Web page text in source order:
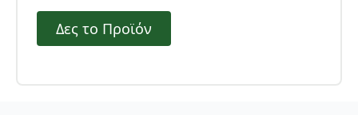
Δες το Προϊόν